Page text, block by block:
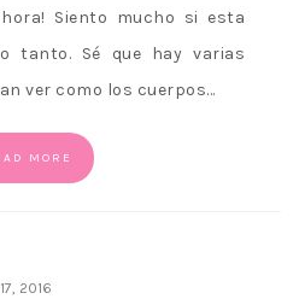
Siento mucho si esta
tanto. Sé que hay varias
ver como los cuerpos…
MORE
2016